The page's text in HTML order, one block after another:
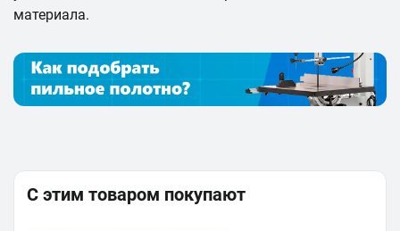
материала.
С этим товаром покупают